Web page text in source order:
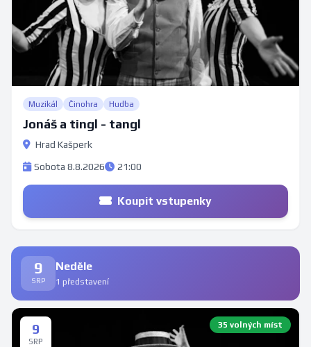
Muzikál Činohra Hudba
Jonáš a tingl - tangl
Hrad Kašperk
Sobota 8.8.2026
21:00
Koupit vstupenky
9
SRP
Neděle
1 představení
9
SRP
35 volných míst